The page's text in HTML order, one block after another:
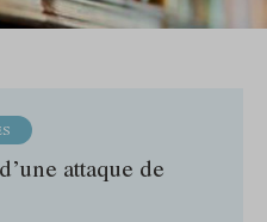
attaque de